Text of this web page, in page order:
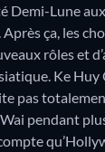
Demi-Lune
ça, les
rôles et
Ke
pas
pendant